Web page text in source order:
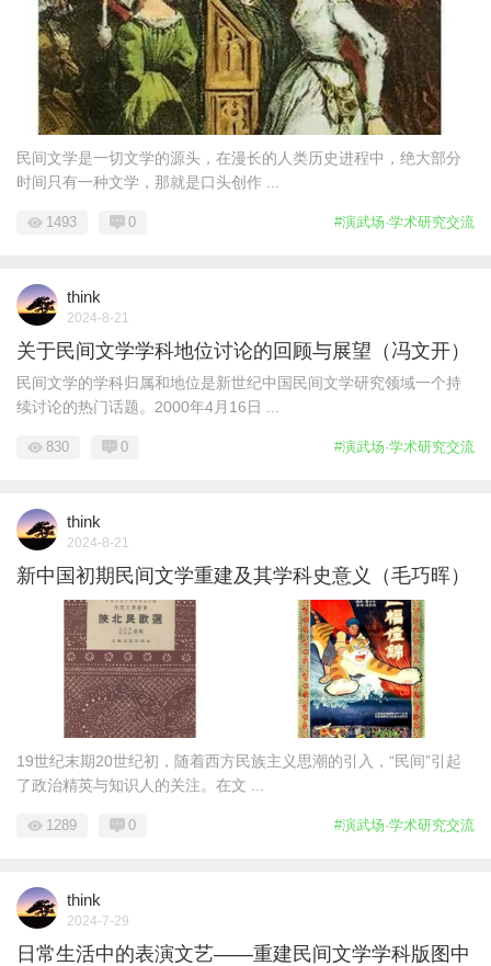
民间文学是一切文学的源头，在漫长的人类历史进程中，绝大部分
时间只有一种文学，那就是口头创作 ...
#演武场·学术研究交流
1493 0
think
2024-8-21
关于民间文学学科地位讨论的回顾与展望（冯文开）
民间文学的学科归属和地位是新世纪中国民间文学研究领域一个持
续讨论的热门话题。2000年4月16日 ...
#演武场·学术研究交流
830 0
think
2024-8-21
新中国初期民间文学重建及其学科史意义（毛巧晖）
19世纪末期20世纪初，随着西方民族主义思潮的引入，“民间”引起
了政治精英与知识人的关注。在文 ...
#演武场·学术研究交流
1289 0
think
2024-7-29
日常生活中的表演文艺——重建民间文学学科版图中